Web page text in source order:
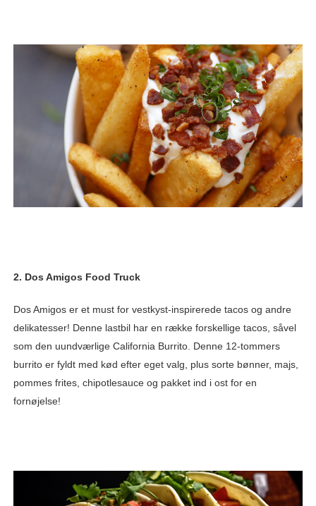
2. Dos Amigos Food Truck
Dos Amigos er et must for vestkyst-inspirerede tacos og andre
delikatesser! Denne lastbil har en række forskellige tacos, såvel
som den uundværlige California Burrito. Denne 12-tommers
burrito er fyldt med kød efter eget valg, plus sorte bønner, majs,
pommes frites, chipotlesauce og pakket ind i ost for en
fornøjelse!